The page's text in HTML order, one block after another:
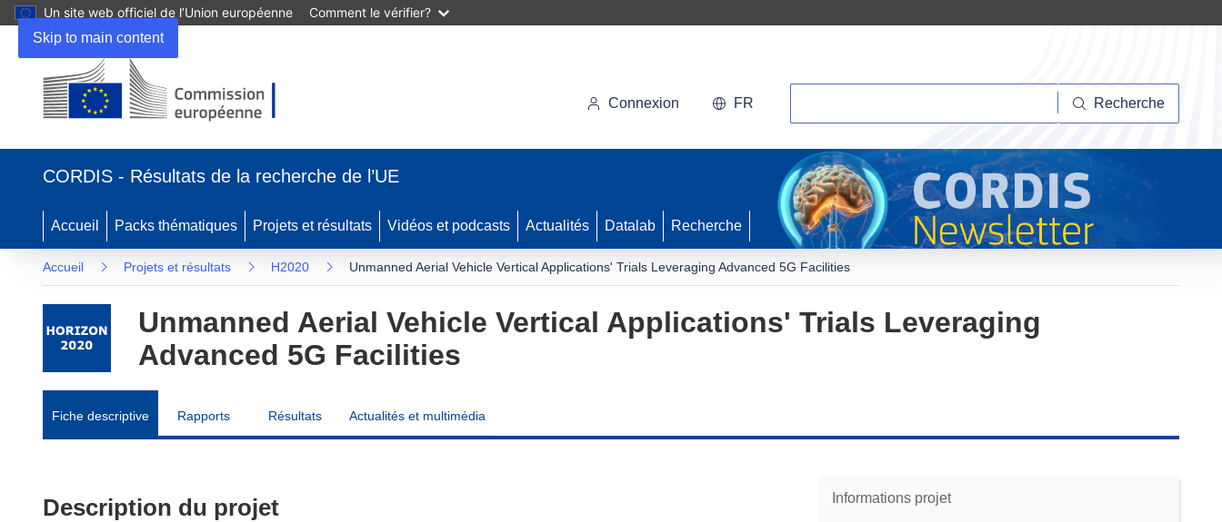
Skip to main content
Un site web officiel de l’Union européenne Comment le vérifier?
Connexion FR Recherche
CORDIS - Résultats de la recherche de l’UE
Accueil Packs thématiques Projets et résultats Vidéos et podcasts Actualités Datalab Recherche
Accueil Projets et résultats H2020 Unmanned Aerial Vehicle Vertical Applications' Trials Leveraging Advanced 5G Facilities
Unmanned Aerial Vehicle Vertical Applications' Trials Leveraging
Advanced 5G Facilities
Fiche descriptive Rapports Résultats Actualités et multimédia
Informations projet
Description du projet